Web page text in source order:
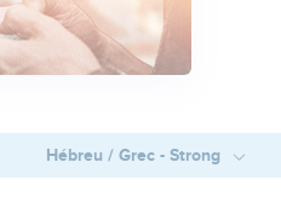
Hébreu / Grec - Strong